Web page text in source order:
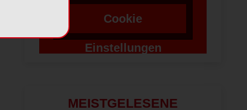
Cookie
Einstellungen
MEISTGELESENE